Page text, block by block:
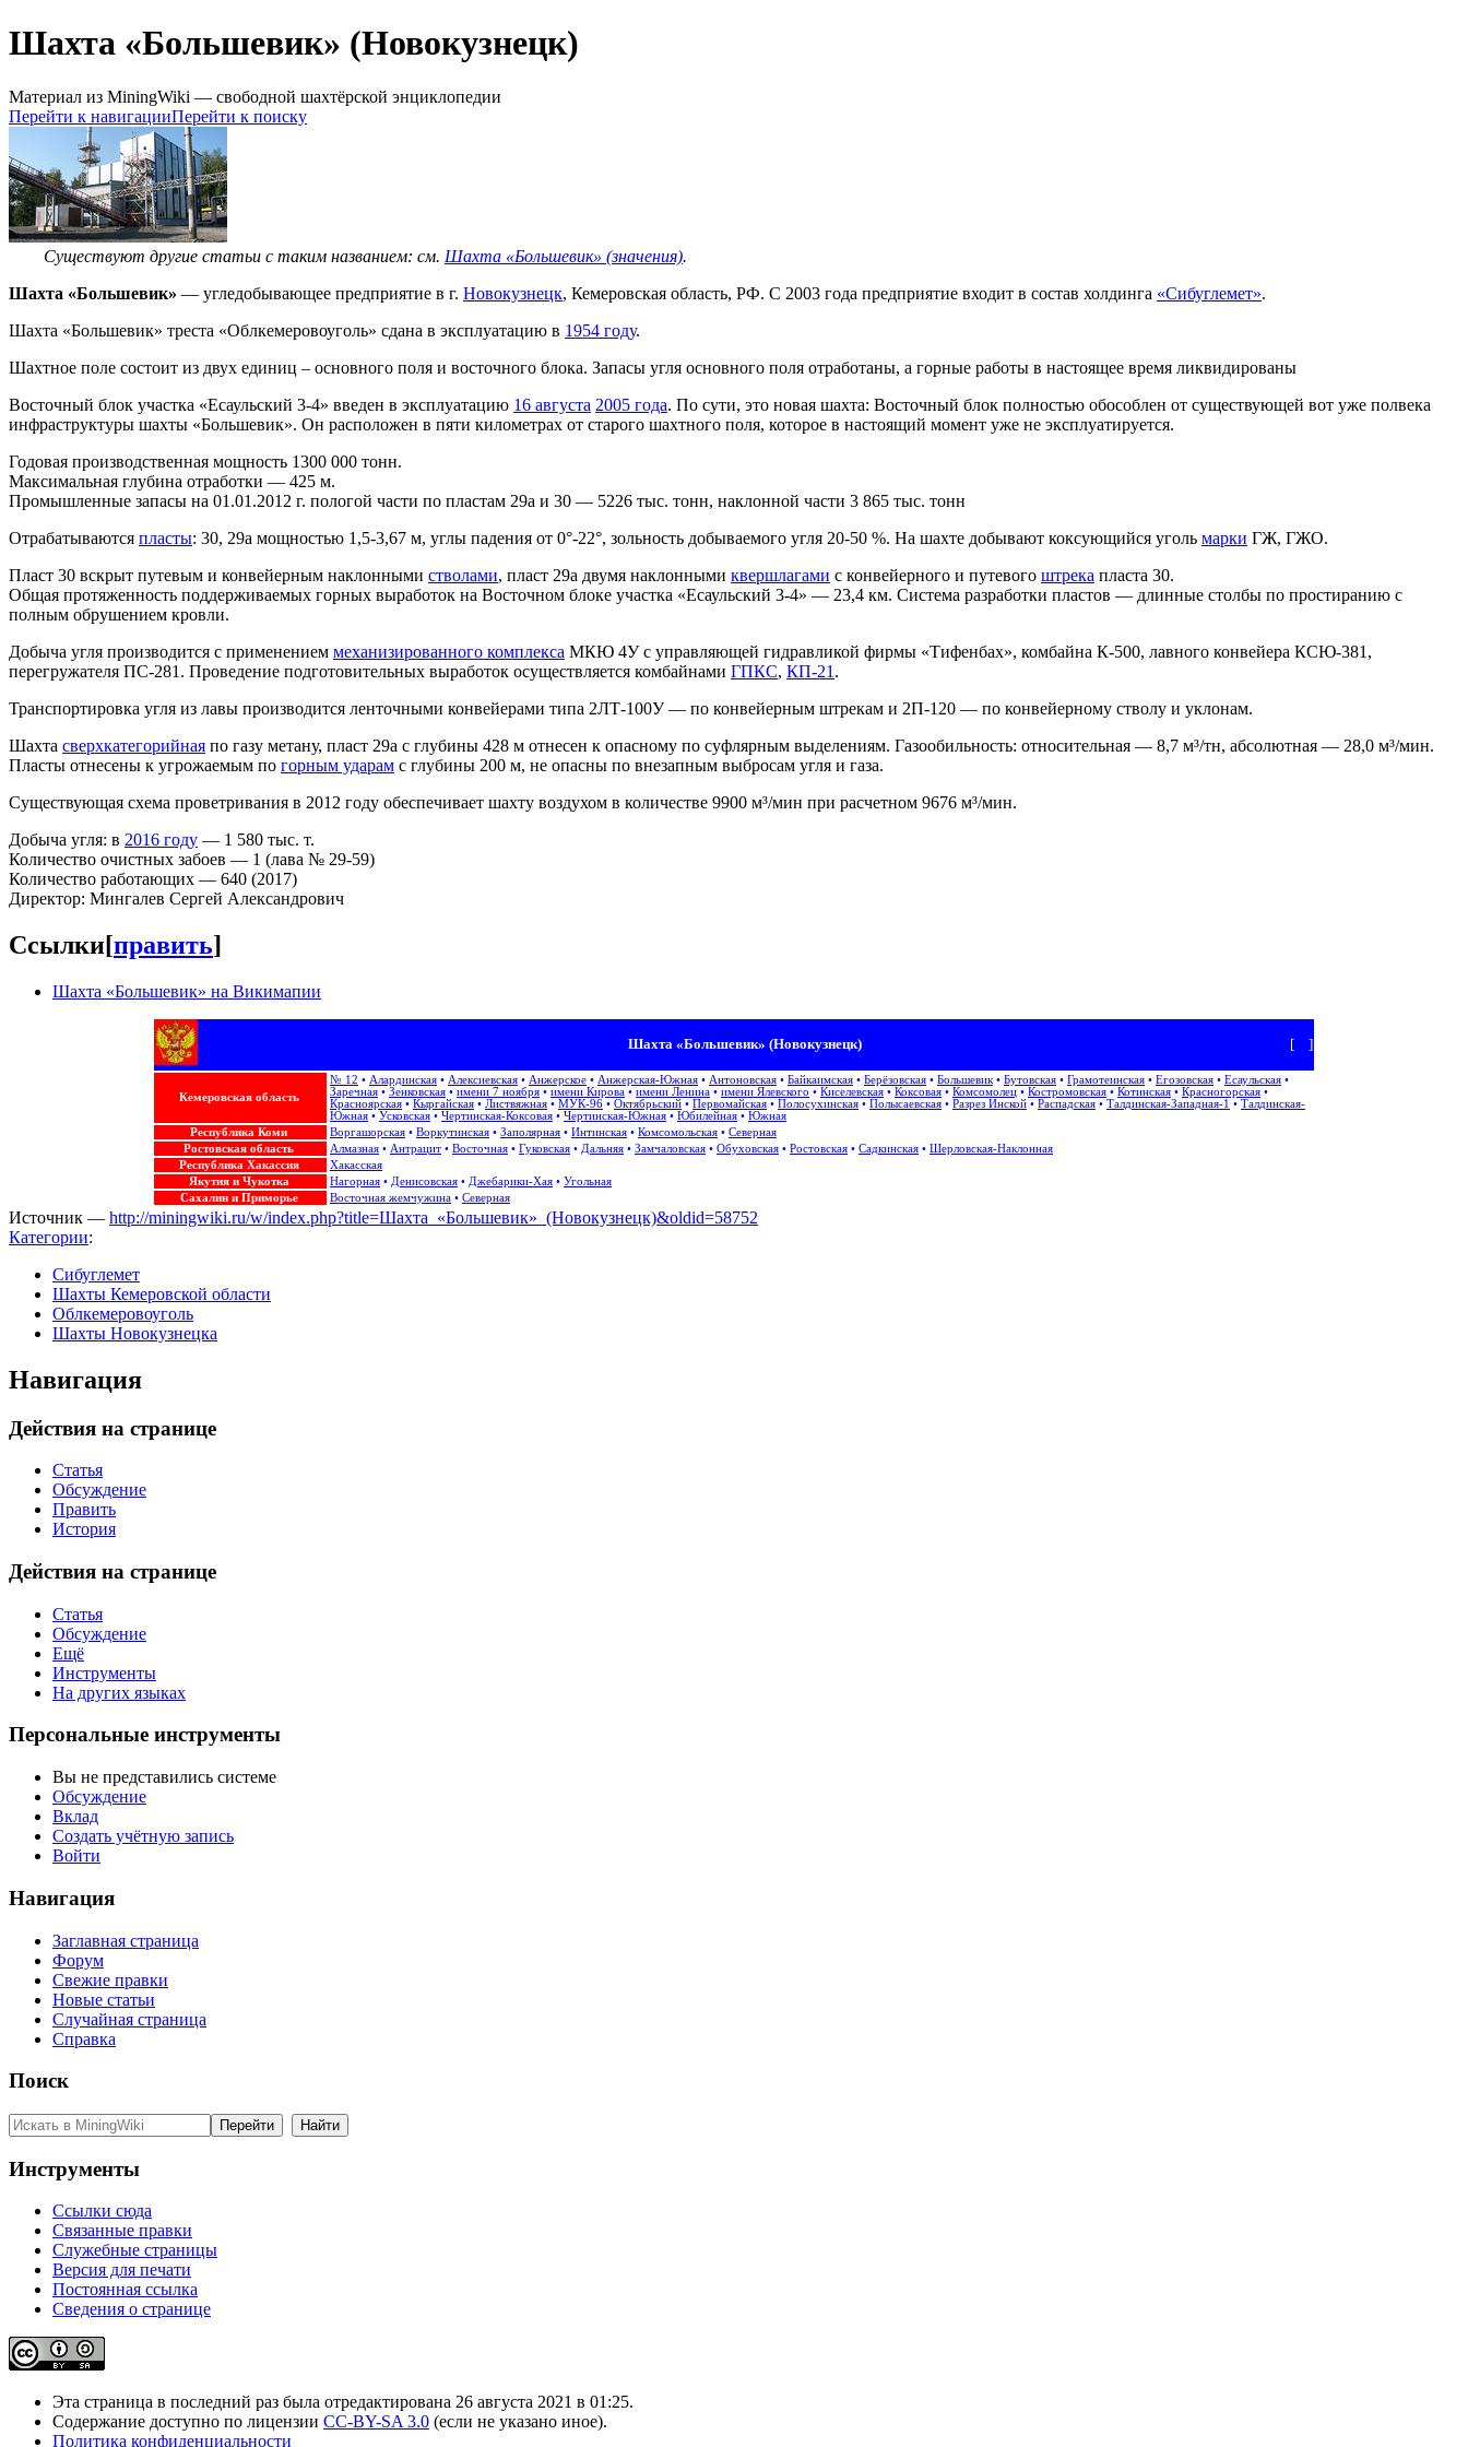
Шахта «Большевик» (Новокузнецк)
Материал из MiningWiki — свободной шахтёрской энциклопедии
Перейти к навигацииПерейти к поиску
Существуют другие статьи с таким названием: см. Шахта «Большевик» (значения).
Шахта «Большевик» — угледобывающее предприятие в г. Новокузнецк, Кемеровская область, РФ. С 2003 года предприятие входит в состав холдинга «Сибуглемет».
Шахта «Большевик» треста «Облкемеровоуголь» сдана в эксплуатацию в 1954 году.
Шахтное поле состоит из двух единиц – основного поля и восточного блока. Запасы угля основного поля отработаны, а горные работы в настоящее время ликвидированы
Восточный блок участка «Есаульский 3-4» введен в эксплуатацию 16 августа 2005 года. По сути, это новая шахта: Восточный блок полностью обособлен от существующей вот уже полвека
инфраструктуры шахты «Большевик». Он расположен в пяти километрах от старого шахтного поля, которое в настоящий момент уже не эксплуатируется.
Годовая производственная мощность 1300 000 тонн.
Максимальная глубина отработки — 425 м.
Промышленные запасы на 01.01.2012 г. пологой части по пластам 29а и 30 — 5226 тыс. тонн, наклонной части 3 865 тыс. тонн
Отрабатываются пласты: 30, 29а мощностью 1,5-3,67 м, углы падения от 0°-22°, зольность добываемого угля 20-50 %. На шахте добывают коксующийся уголь марки ГЖ, ГЖО.
Пласт 30 вскрыт путевым и конвейерным наклонными стволами, пласт 29а двумя наклонными квершлагами с конвейерного и путевого штрека пласта 30.
Общая протяженность поддерживаемых горных выработок на Восточном блоке участка «Есаульский 3-4» — 23,4 км. Система разработки пластов — длинные столбы по простиранию с
полным обрушением кровли.
Добыча угля производится с применением механизированного комплекса МКЮ 4У с управляющей гидравликой фирмы «Тифенбах», комбайна К-500, лавного конвейера КСЮ-381,
перегружателя ПС-281. Проведение подготовительных выработок осуществляется комбайнами ГПКС, КП-21 .
Транспортировка угля из лавы производится ленточными конвейерами типа 2ЛТ-100У — по конвейерным штрекам и 2П-120 — по конвейерному стволу и уклонам.
Шахта сверхкатегорийная по газу метану, пласт 29а с глубины 428 м отнесен к опасному по суфлярным выделениям. Газообильность: относительная — 8,7 м³/тн, абсолютная — 28,0 м³/мин.
Пласты отнесены к угрожаемым по горным ударам с глубины 200 м, не опасны по внезапным выбросам угля и газа.
Существующая схема проветривания в 2012 году обеспечивает шахту воздухом в количестве 9900 м³/мин при расчетном 9676 м³/мин.
Добыча угля: в 2016 году — 1 580 тыс. т.
Количество очистных забоев — 1 (лава № 29-59)
Количество работающих — 640 (2017)
Директор: Мингалев Сергей Александрович
Ссылки[править]
Шахта «Большевик» на Викимапии
[ ]
Шахта «Большевик» (Новокузнецк)
Кемеровская область
№ 12 • Алардинская • Алексиевская • Анжерское • Анжерская-Южная • Антоновская • Байкаимская • Берёзовская • Большевик • Бутовская • Грамотеинская • Егозовская • Есаульская •
Заречная • Зенковская • имени 7 ноября • имени Кирова • имени Ленина • имени Ялевского • Киселевская • Коксовая • Комсомолец • Костромовская • Котинская • Красногорская •
Красноярская • Кыргайская • Листвяжная • МУК-96 • Октябрьский • Первомайская • Полосухинская • Полысаевская • Разрез Инской • Распадская • Талдинская-Западная-1 • Талдинская-
Южная • Усковская • Чертинская-Коксовая • Чертинская-Южная • Юбилейная • Южная
Республика Коми
Воргашорская • Воркутинская • Заполярная • Интинская • Комсомольская • Северная
Ростовская область
Алмазная • Антрацит • Восточная • Гуковская • Дальняя • Замчаловская • Обуховская • Ростовская • Садкинская • Шерловская-Наклонная
Республика Хакассия
Хакасская
Якутия и Чукотка
Нагорная • Денисовская • Джебарики-Хая • Угольная
Сахалин и Приморье
Восточная жемчужина‎ • Северная
Источник — http://miningwiki.ru/w/index.php?title=Шахта_«Большевик»_(Новокузнецк)&oldid=58752
Категории:
Сибуглемет
Шахты Кемеровской области
Облкемеровоуголь
Шахты Новокузнецка
Навигация
Действия на странице
Статья
Обсуждение
Править
История
Действия на странице
Статья
Обсуждение
Ещё
Инструменты
На других языках
Персональные инструменты
Вы не представились системе
Обсуждение
Вклад
Создать учётную запись
Войти
Навигация
Заглавная страница
Форум
Свежие правки
Новые статьи
Случайная страница
Справка
Поиск
Инструменты
Ссылки сюда
Связанные правки
Служебные страницы
Версия для печати
Постоянная ссылка
Сведения о странице
Эта страница в последний раз была отредактирована 26 августа 2021 в 01:25.
Содержание доступно по лицензии CC-BY-SA 3.0 (если не указано иное).
Политика конфиденциальности